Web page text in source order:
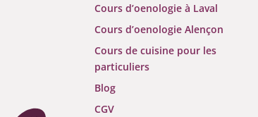
Cours d’oenologie à Laval
Cours d’oenologie Alençon
Cours de cuisine pour les
particuliers
Blog
CGV